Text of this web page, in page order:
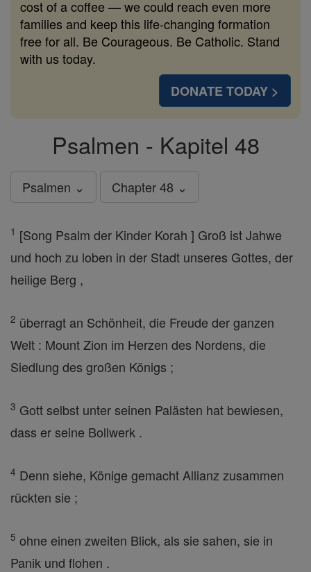
cost of a coffee — we could reach even more
families and keep this life-changing formation
free for all. Be Courageous. Be Catholic. Stand
with us today.
DONATE TODAY >
Psalmen - Kapitel 48
Psalmen ⌄ Chapter 48 ⌄
1 [Song Psalm der Kinder Korah ] Groß ist Jahwe
und hoch zu loben in der Stadt unseres Gottes, der
heilige Berg ,
2 überragt an Schönheit, die Freude der ganzen
Welt : Mount Zion im Herzen des Nordens, die
Siedlung des großen Königs ;
3 Gott selbst unter seinen Palästen hat bewiesen,
dass er seine Bollwerk .
4 Denn siehe, Könige gemacht Allianz zusammen
rückten sie ;
5 ohne einen zweiten Blick, als sie sahen, sie in
Panik und flohen .